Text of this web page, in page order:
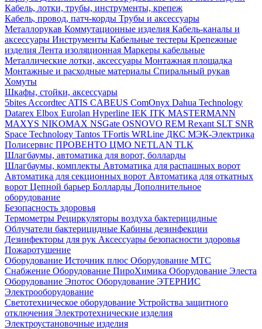
Кабель, лотки, трубы, инструменты, крепеж
Кабель, провод, патч-корды Трубы и аксессуары
Металлорукав Коммутационные изделия Кабель-каналы и
аксессуары Инструменты Кабельные тестеры Крепежные
изделия Лента изоляционная Маркеры кабельные
Металлические лотки, аксессуары Монтажная площадка
Монтажные и расходные материалы Спиральный рукав
Хомуты
Шкафы, стойки, аксессуары
5bites Accordtec ATIS CABEUS ComOnyx Dahua Technology
Datarex Elbox Eurolan Hyperline IEK ITK MASTERMANN
MAXYS NIKOMAX NSGate OSNOVO REM Rexant SLT SNR
Space Technology Tantos TFortis WRLine ДКС МЭК-Электрика
Полисервис ПРОВЕНТО ЦМО NETLAN TLK
Шлагбаумы, автоматика для ворот, болларды
Шлагбаумы, комплекты Автоматика для распашных ворот
Автоматика для секционных ворот Автоматика для откатных
ворот Цепной барьер Болларды Дополнительное
оборудование
Безопасность здоровья
Термометры Рециркуляторы воздуха бактерицидные
Облучатели бактерицидные Кабины дезинфекции
Дезинфекторы для рук Аксессуары безопасности здоровья
Пожаротушение
Оборудование Источник плюс Оборудование МТС
Снабжение Оборудование ПироХимика Оборудование Элеста
Оборудование Эпотос Оборудование ЭТЕРНИС
Электрооборудование
Светотехническое оборудование Устройства защитного
отключения Электротехнические изделия
Электроустановочные изделия